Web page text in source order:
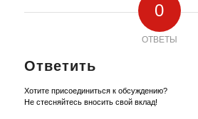
0
ОТВЕТЫ
Ответить
Хотите присоединиться к обсуждению?
Не стесняйтесь вносить свой вклад!